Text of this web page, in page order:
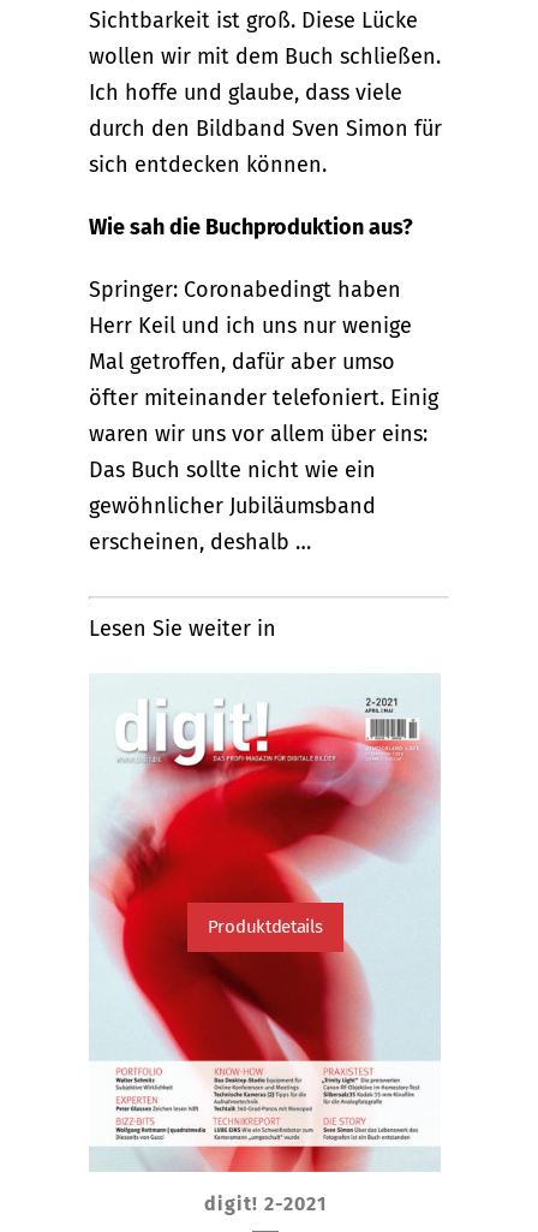
Sichtbarkeit ist groß. Diese Lücke
wollen wir mit dem Buch schließen.
Ich hoffe und glaube, dass viele
durch den Bildband Sven Simon für
sich entdecken können.
Wie sah die Buchproduktion aus?
Springer: Coronabedingt haben
Herr Keil und ich uns nur wenige
Mal getroffen, dafür aber umso
öfter miteinander telefoniert. Einig
waren wir uns vor allem über eins:
Das Buch sollte nicht wie ein
gewöhnlicher Jubiläumsband
erscheinen, deshalb …
Lesen Sie weiter in
Produktdetails
digit! 2-2021